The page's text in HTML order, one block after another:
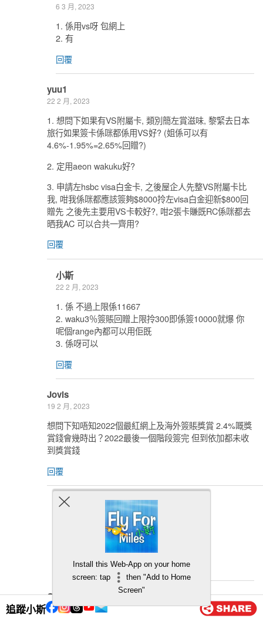
追蹤小斯
6 3 月, 2023
1. 係用vs呀 包網上
2. 有
回覆
yuu1
22 2 月, 2023
1. 想問下如果有VS附屬卡, 類別簡左賞滋味, 黎緊去日本
旅行如果簽卡係咪都係用VS好? (姐係可以有
4.6%-1.95%=2.65%回贈?)
2. 定用aeon wakuku好?
3. 申請左hsbc visa白金卡, 之後屋企人先整VS附屬卡比
我, 咁我係咪都應該簽夠$8000拎左visa白金迎新$800回
贈先 之後先主要用VS卡較好?, 咁2張卡賺既RC係咪都去
晒我AC 可以合共一齊用?
回覆
小斯
22 2 月, 2023
1. 係 不過上限係11667
2. waku3％簽賬回贈上限拎300即係簽10000就爆 你
呢個range內都可以用佢既
3. 係呀可以
回覆
Jovis
19 2 月, 2023
想問下知唔知2022個最紅網上及海外簽賬獎賞 2.4%嘅獎
賞錢會幾時出？2022最後一個階段簽完 但到依加都未收
到獎賞錢
回覆
小斯
呢個我無tc答唔到你呀 你要問返hsbc cs
不過之前係3個月左右先有既
CK
6 1 月, 2023
Install this Web-App on your home
screen: tap
then "Add to Home
Screen"